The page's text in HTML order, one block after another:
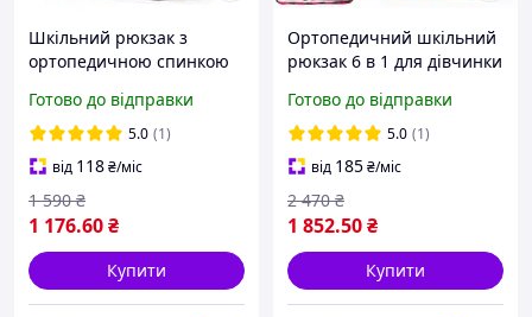
Шкільний рюкзак з
ортопедичною спинкою
Standard 38х30х18 см з
Тигром для молодших
класів (150-49)
Готово до відправки
5.0 (1)
від 118₴/міс
1 176.60₴
1 590 ₴
Купити
Ортопедичний шкільний
рюкзак 6 в 1 для дівчинки
см з Тигром в 1 клас (SET
150-46)
Готово до відправки
5.0 (1)
від 185₴/міс
1 852.50₴
2 470 ₴
Купити